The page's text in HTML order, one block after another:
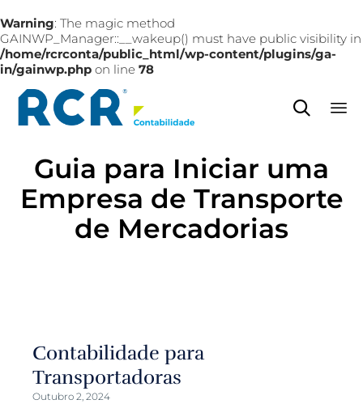
Warning: The magic method
GAINWP_Manager::__wakeup() must have public visibility in
/home/rcrconta/public_html/wp-content/plugins/ga-
in/gainwp.php on line 78

Guia para Iniciar uma
Empresa de Transporte
de Mercadorias
Contabilidade para
Transportadoras
Outubro 2, 2024